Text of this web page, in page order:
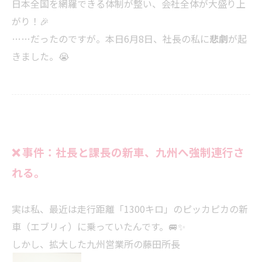
日本全国を網羅できる体制が整い、会社全体が大盛り上
がり！🎉
……だったのですが。本日6月8日、社長の私に悲劇が起
きました。😭
❌ 事件：社長と課長の新車、九州へ強制連行さ
れる。
実は私、最近は走行距離「1300キロ」のピッカピカの新
車（エブリィ）に乗っていたんです。🚐✨
しかし、拡大した九州営業所の藤田所長